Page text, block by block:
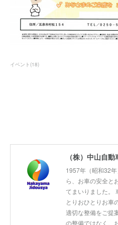
イベント (18)
（株）中山自
1957年（昭和32
ら、お車の安全と
てまいりました。
とりおひとりお車
適切な整備をご提
の整備ではなく、